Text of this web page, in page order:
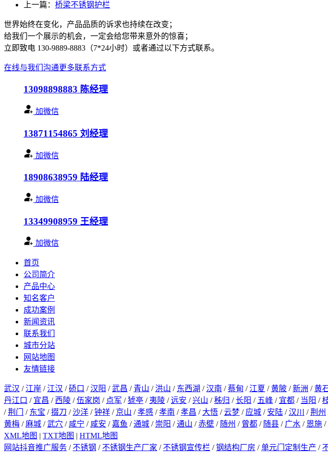
上一篇： 桥梁不锈钢护栏
世界始终在变化，产品品质的诉求也持续在改变；
给我们一个展示的机会，一定会给您带来意外的惊喜；
立即致电 130-9889-8883（7*24小时）或者通过以下方式联系。
在线与我们沟通更多联系方式
13098898883 陈经理
加微信
13871154865 刘经理
加微信
18908638959 陆经理
加微信
13349908959 王经理
加微信
首页
公司简介
产品中心
知名客户
成功案例
新闻资讯
联系我们
城市分站
网站地图
友情链接
武汉 / 江岸 / 江汉 /硚口 /汉阳 /武昌 / 青山 / 洪山 / 东西湖 /汉南 /蔡甸 / 江夏 /黄陂 /新洲 /黄
丹江口 / 宜昌 / 西陵 /伍家岗 / 点军 /猇亭 / 夷陵 /远安 /兴山 /秭归 /长阳 / 五峰 / 宜都 / 当阳 /
/荆门 / 东宝 /掇刀 /沙洋 /钟祥 / 京山 /孝感 /孝南 /孝昌 / 大悟 /云梦 / 应城 / 安陆 /汉川 /荆州
黄梅 /麻城 /武穴 / 咸宁 / 咸安 / 嘉鱼 /通城 / 崇阳 /通山 /赤壁 / 随州 / 曾都 / 随县 / 广水 / 恩施 /
XML地图 | TXT地图 | HTML地图
网站抖音推广服务 / 不锈钢 / 不锈钢生产厂家 / 不锈钢宣传栏 /钢结构厂房 /单元门定制生产 /